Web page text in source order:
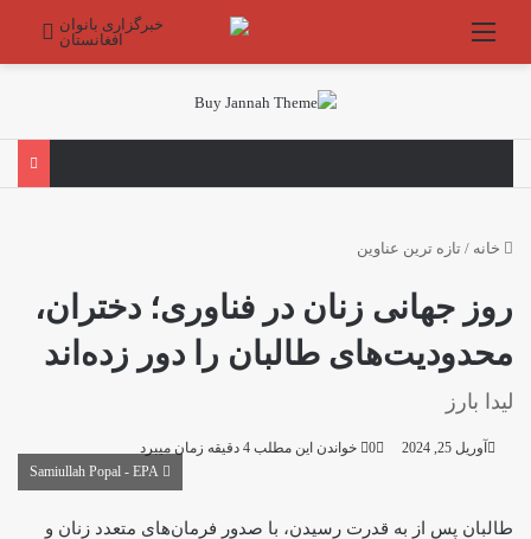
منو
خانه / تازه ترین عناوین
روز جهانی زنان در فناوری؛ دختران،
محدودیت‌های طالبان را دور زده‌اند
لیدا بارز
آوریل 25, 2024 0 خواندن این مطلب 4 دقیقه زمان میبرد
طالبان پس از به قدرت رسیدن، با صدور فرمان‌های متعدد زنان و